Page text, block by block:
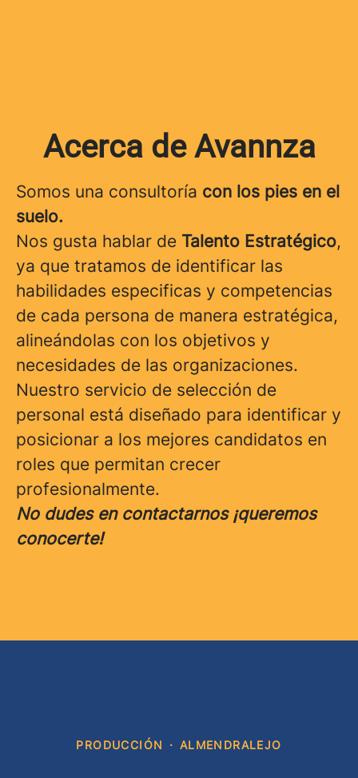
Acerca de Avannza
Somos una consultoría con los pies en el
suelo.
Nos gusta hablar de Talento Estratégico,
ya que tratamos de identificar las
habilidades especificas y competencias
de cada persona de manera estratégica,
alineándolas con los objetivos y
necesidades de las organizaciones.
Nuestro servicio de selección de
personal está diseñado para identificar y
posicionar a los mejores candidatos en
roles que permitan crecer
profesionalmente.
No dudes en contactarnos ¡queremos
conocerte!
PRODUCCIÓN · ALMENDRALEJO